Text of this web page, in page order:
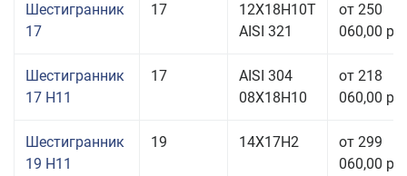
Шестигранник
17
17
12Х18Н10Т
AISI 321
от 250
060,00
Шестигранник
17 H11
17
AISI 304
08Х18Н10
от 218
060,00
Шестигранник
19 H11
19 14Х17Н2
от 299
060,00